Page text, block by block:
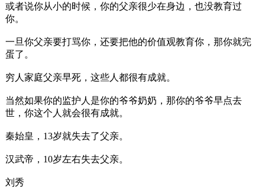
或者说你从小的时候，你的父亲很少在身边，也没教育过
你。
一旦你父亲要打骂你，还要把他的价值观教育你，那你就完
蛋了。
穷人家庭父亲早死，这些人都很有成就。
当然如果你的监护人是你的爷爷奶奶，那你的爷爷早点去
世，你这个人就会很有成就。
秦始皇，13岁就失去了父亲。
汉武帝，10岁左右失去父亲。
刘秀